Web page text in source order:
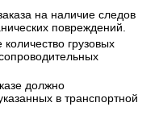
на наличие следов
повреждений.
грузовых
должно
в транспортной